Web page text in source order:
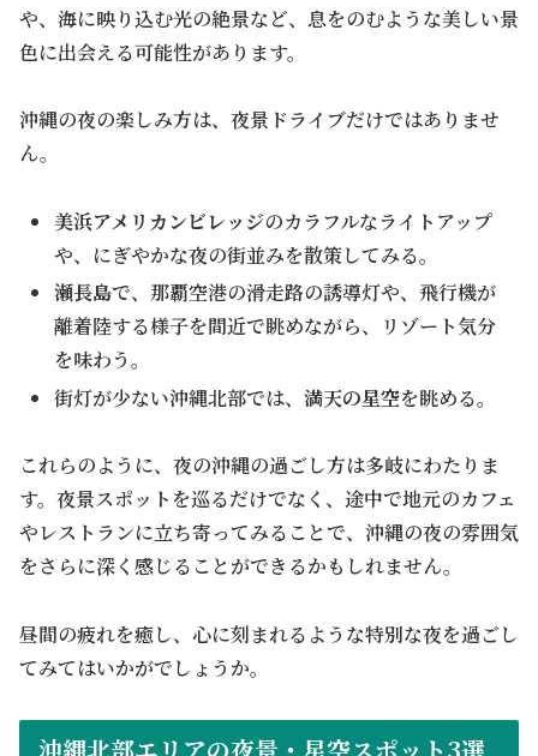
や、海に映り込む光の絶景など、息をのむような美しい景
色に出会える可能性があります。
沖縄の夜の楽しみ方は、夜景ドライブだけではありませ
ん。
美浜アメリカンビレッジのカラフルなライトアップ
や、にぎやかな夜の街並みを散策してみる。
瀬長島で、那覇空港の滑走路の誘導灯や、飛行機が
離着陸する様子を間近で眺めながら、リゾート気分
を味わう。
街灯が少ない沖縄北部では、満天の星空を眺める。
これらのように、夜の沖縄の過ごし方は多岐にわたりま
す。夜景スポットを巡るだけでなく、途中で地元のカフェ
やレストランに立ち寄ってみることで、沖縄の夜の雰囲気
をさらに深く感じることができるかもしれません。
昼間の疲れを癒し、心に刻まれるような特別な夜を過ごし
てみてはいかがでしょうか。